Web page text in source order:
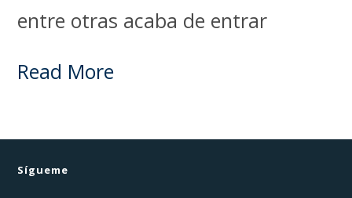
entre otras acaba de entrar
Read More
Sígueme